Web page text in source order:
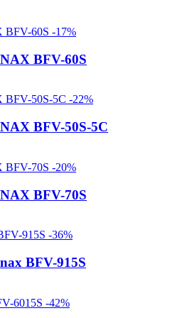
-17%
BFV-60S
-22%
BFV-50S-5C
-20%
BFV-70S
-36%
BFV-915S
-42%